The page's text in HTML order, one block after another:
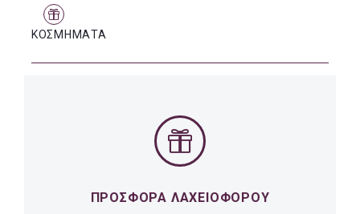
ΚΟΣΜΗΜΑΤΑ
ΠΡΟΣΦΟΡΑ ΛΑΧΕΙΟΦΟΡΟΥ